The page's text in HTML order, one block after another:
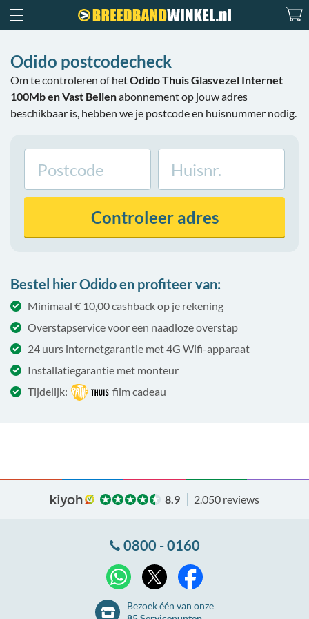
Odido postcodecheck
Om te controleren of hetOdido Thuis Glasvezel Internet
100Mb en Vast Bellenabonnement op jouw adres
beschikbaar is, hebben we je postcode en huisnummer nodig.
Controleeradres
Bestel hier Odido en profiteer van:
Minimaal € 10,00 cashback op je rekening
Overstapservice voor een naadloze overstap
24 uurs internetgarantie met 4G Wifi-apparaat
Installatiegarantie met monteur
Tijdelijk:
film cadeau
8.9 2.050 reviews
0800 - 0160
WhatsApp
Bezoek één van onze